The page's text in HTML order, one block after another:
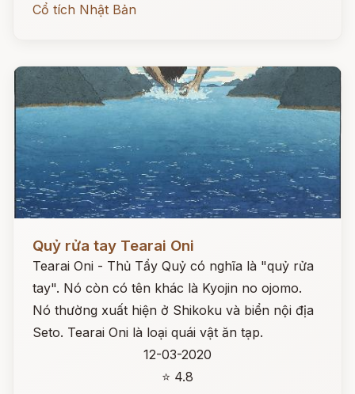
Cổ tích Nhật Bản
Quỷ rửa tay Tearai Oni
Tearai Oni - Thủ Tẩy Quỷ có nghĩa là "quỷ rửa
tay". Nó còn có tên khác là Kyojin no ojomo.
Nó thường xuất hiện ở Shikoku và biển nội địa
Seto. Tearai Oni là loại quái vật ăn tạp.
12-03-2020
⭐ 4.8